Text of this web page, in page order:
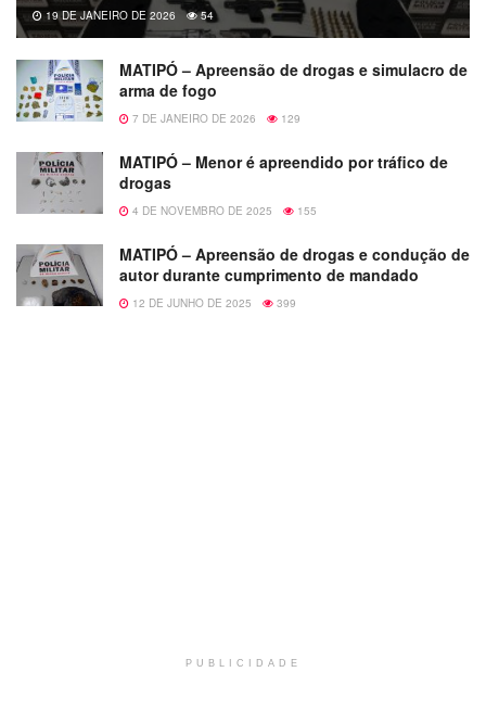
19 DE JANEIRO DE 2026 54
MATIPÓ – Apreensão de drogas e simulacro de
arma de fogo
7 DE JANEIRO DE 2026 129
MATIPÓ – Menor é apreendido por tráfico de
drogas
4 DE NOVEMBRO DE 2025 155
MATIPÓ – Apreensão de drogas e condução de
autor durante cumprimento de mandado
12 DE JUNHO DE 2025 399
PUBLICIDADE